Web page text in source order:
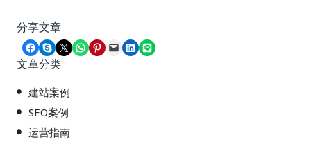
分享文章
Share on Facebook
Share on Skype
Share on X Share on WhatsApp
Share on Pinterest
Email this PageShare on LinkedIn
Share on LINE
文章分类
建站案例
SEO案例
运营指南